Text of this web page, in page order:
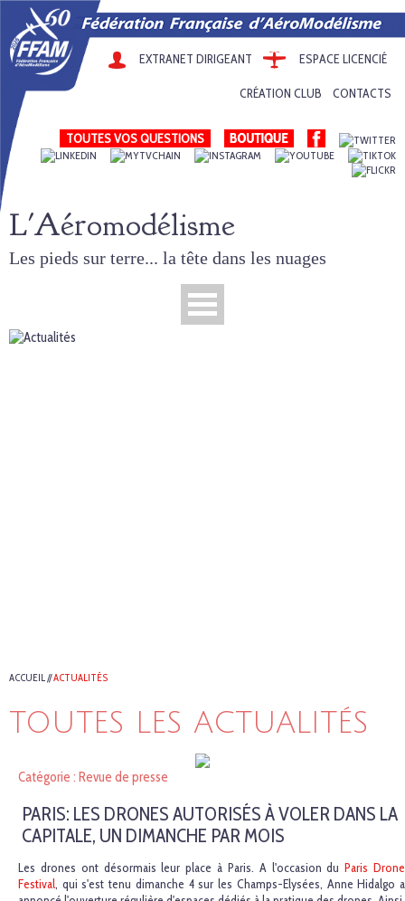
EXTRANET DIRIGEANT ESPACE LICENCIÉ
CRÉATION CLUB CONTACTS
TOUTES VOS QUESTIONS
L'Aéromodélisme
Les pieds sur terre... la tête dans les nuages
ACCUEIL//ACTUALITÉS
TOUTES LES ACTUALITÉS
Catégorie : Revue de presse
PARIS: LES DRONES AUTORISÉS À VOLER DANS LA
CAPITALE, UN DIMANCHE PAR MOIS
Les drones ont désormais leur place à Paris. A l'occasion du Paris Drone
Festival, qui s'est tenu dimanche 4 sur les Champs-Elysées, Anne Hidalgo a